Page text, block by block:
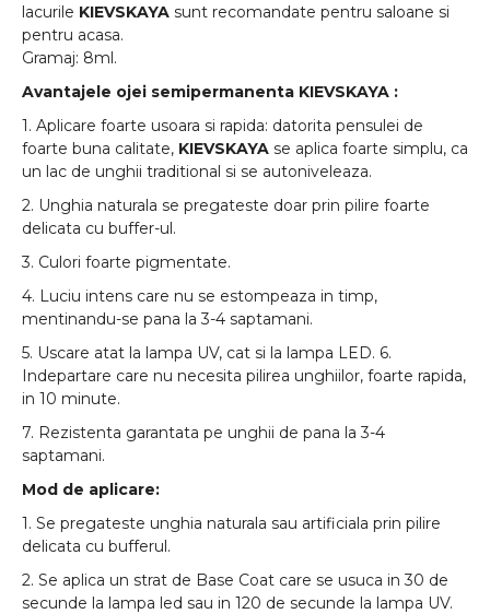
lacurile KIEVSKAYA sunt recomandate pentru saloane si
pentru acasa.
Gramaj: 8ml.
Avantajele ojei semipermanenta KIEVSKAYA :
1. Aplicare foarte usoara si rapida: datorita pensulei de
foarte buna calitate, KIEVSKAYA se aplica foarte simplu, ca
un lac de unghii traditional si se autoniveleaza.
2. Unghia naturala se pregateste doar prin pilire foarte
delicata cu buffer-ul.
3. Culori foarte pigmentate.
4. Luciu intens care nu se estompeaza in timp,
mentinandu-se pana la 3-4 saptamani.
5. Uscare atat la lampa UV, cat si la lampa LED. 6.
Indepartare care nu necesita pilirea unghiilor, foarte rapida,
in 10 minute.
7. Rezistenta garantata pe unghii de pana la 3-4
saptamani.
Mod de aplicare:
1. Se pregateste unghia naturala sau artificiala prin pilire
delicata cu bufferul.
2. Se aplica un strat de Base Coat care se usuca in 30 de
secunde la lampa led sau in 120 de secunde la lampa UV.